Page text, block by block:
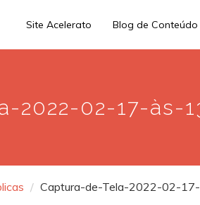
Site Acelerato Blog de Conteúdo
2022-02-17-às-
Captura-de-Tela-2022-02-